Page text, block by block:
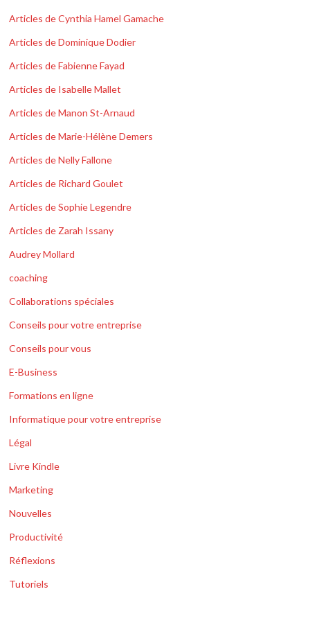
Articles de Cynthia Hamel Gamache
Articles de Dominique Dodier
Articles de Fabienne Fayad
Articles de Isabelle Mallet
Articles de Manon St-Arnaud
Articles de Marie-Hélène Demers
Articles de Nelly Fallone
Articles de Richard Goulet
Articles de Sophie Legendre
Articles de Zarah Issany
Audrey Mollard
coaching
Collaborations spéciales
Conseils pour votre entreprise
Conseils pour vous
E-Business
Formations en ligne
Informatique pour votre entreprise
Légal
Livre Kindle
Marketing
Nouvelles
Productivité
Réflexions
Tutoriels